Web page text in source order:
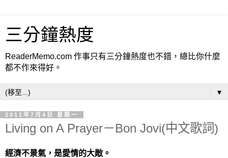
三分鐘熱度
ReaderMemo.com 作事只有三分鐘熱度也不錯，總比你什麼
都不作來得好。
▼
2011年7月4日 星期一
Living on A Prayer－Bon Jovi(中文歌詞)
經濟不景氣，是愛情的大敵。